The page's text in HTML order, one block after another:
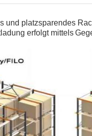
und platzsparendes
erfolgt mittels